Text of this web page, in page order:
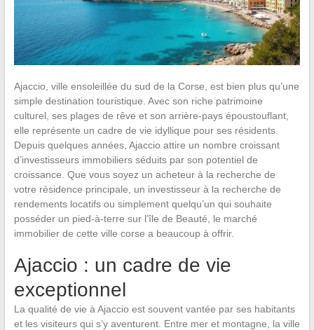
Ajaccio, ville ensoleillée du sud de la Corse, est bien plus qu’une
simple destination touristique. Avec son riche patrimoine
culturel, ses plages de rêve et son arrière-pays époustouflant,
elle représente un cadre de vie idyllique pour ses résidents.
Depuis quelques années, Ajaccio attire un nombre croissant
d’investisseurs immobiliers séduits par son potentiel de
croissance. Que vous soyez un acheteur à la recherche de
votre résidence principale, un investisseur à la recherche de
rendements locatifs ou simplement quelqu’un qui souhaite
posséder un pied-à-terre sur l’île de Beauté, le marché
immobilier de cette ville corse a beaucoup à offrir.
Ajaccio : un cadre de vie
exceptionnel
La qualité de vie à Ajaccio est souvent vantée par ses habitants
et les visiteurs qui s’y aventurent. Entre mer et montagne, la ville